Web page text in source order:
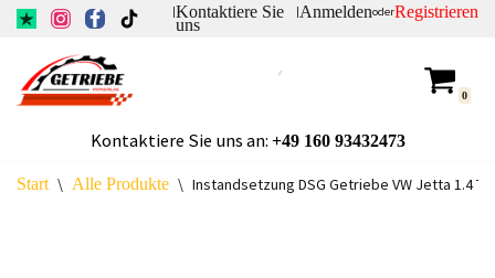
Inhalt
springen
|Kontaktiere Sie
uns
|AnmeldenoderRegistrieren
0
Kontaktiere Sie uns an: +49160 93432473
Start \ Alle Produkte \ Instandsetzung DSG Getriebe VW Jetta 1.4